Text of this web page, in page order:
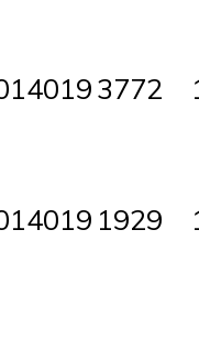
3772
1929